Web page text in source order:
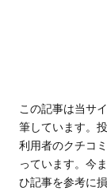
この記事は当サ
筆しています。
利用者のクチコ
っています。今
ひ記事を参考に